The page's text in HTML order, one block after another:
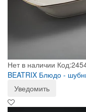
Нет в наличии
BEATRIX Блюдо -
Уведомить